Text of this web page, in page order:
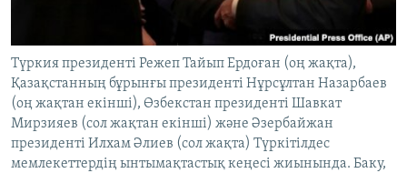
Түркия президенті Режеп Тайып Ердоған (оң жақта),
Қазақстанның бұрынғы президенті Нұрсұлтан Назарбаев
(оң жақтан екінші), Өзбекстан президенті Шавкат
Мирзияев (сол жақтан екінші) және Әзербайжан
президенті Илхам Әлиев (сол жақта) Түркітілдес
мемлекеттердің ынтымақтастық кеңесі жиынында. Баку,